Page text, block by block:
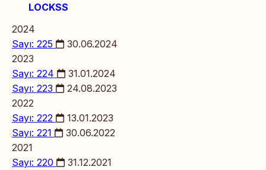
LOCKSS
2024
Sayı: 225
30.06.2024
2023
Sayı: 224
31.01.2024
Sayı: 223
24.08.2023
2022
Sayı: 222
13.01.2023
Sayı: 221
30.06.2022
2021
Sayı: 220
31.12.2021